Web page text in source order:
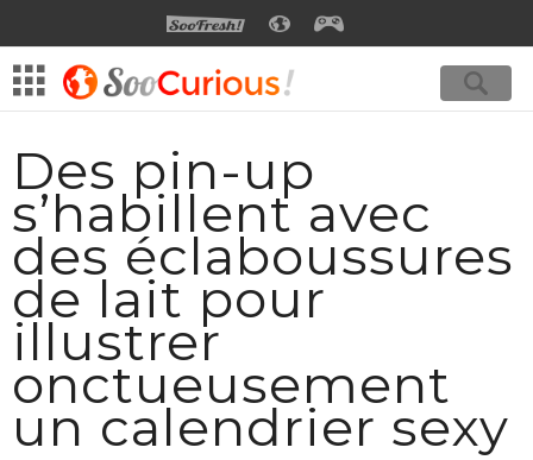
SOOFRESHSOOCURIOUS
Des pin-up
s’habillent avec
des éclaboussures
de lait pour
illustrer
onctueusement
un calendrier sexy